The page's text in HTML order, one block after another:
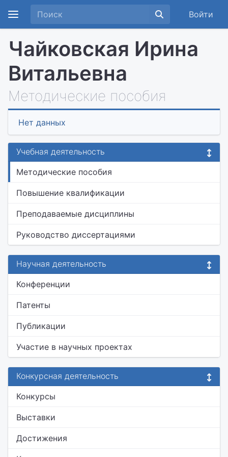
Войти
Чайковская Ирина
Витальевна
Методические пособия
Нет данных
Учебная деятельность
Методические пособия
Повышение квалификации
Преподаваемые дисциплины
Руководство диссертациями
Научная деятельность
Конференции
Патенты
Публикации
Участие в научных проектах
Конкурсная деятельность
Конкурсы
Выставки
Достижения